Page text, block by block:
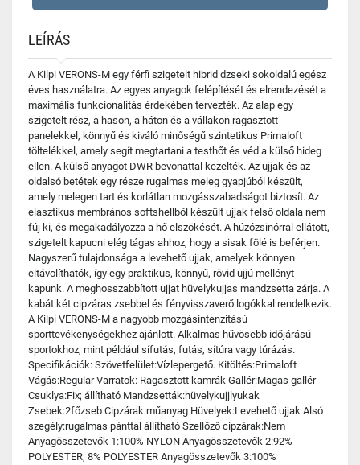
LEÍRÁS
A Kilpi VERONS-M egy férfi szigetelt hibrid dzseki sokoldalú egész
éves használatra. Az egyes anyagok felépítését és elrendezését a
maximális funkcionalitás érdekében tervezték. Az alap egy
szigetelt rész, a hason, a háton és a vállakon ragasztott
panelekkel, könnyű és kiváló minőségű szintetikus Primaloft
töltelékkel, amely segít megtartani a testhőt és véd a külső hideg
ellen. A külső anyagot DWR bevonattal kezelték. Az ujjak és az
oldalsó betétek egy része rugalmas meleg gyapjúból készült,
amely melegen tart és korlátlan mozgásszabadságot biztosít. Az
elasztikus membrános softshellből készült ujjak felső oldala nem
fúj ki, és megakadályozza a hő elszökését. A húzózsinórral ellátott,
szigetelt kapucni elég tágas ahhoz, hogy a sisak fölé is beférjen.
Nagyszerű tulajdonsága a levehető ujjak, amelyek könnyen
eltávolíthatók, így egy praktikus, könnyű, rövid ujjú mellényt
kapunk. A meghosszabbított ujjat hüvelykujjas mandzsetta zárja. A
kabát két cipzáras zsebbel és fényvisszaverő logókkal rendelkezik.
A Kilpi VERONS-M a nagyobb mozgásintenzitású
sporttevékenységekhez ajánlott. Alkalmas hűvösebb időjárású
sportokhoz, mint például sífutás, futás, sítúra vagy túrázás.
Specifikációk: Szövetfelület:Vízlepergető. Kitöltés:Primaloft
Vágás:Regular Varratok: Ragasztott kamrák Gallér:Magas gallér
Csuklya:Fix; állítható Mandzsetták:hüvelykujjlyukak
Zsebek:2főzseb Cipzárak:műanyag Hüvelyek:Levehető ujjak Alsó
szegély:rugalmas pánttal állítható Szellőző cipzárak:Nem
Anyagösszetevők 1:100% NYLON Anyagösszetevők 2:92%
POLYESTER; 8% POLYESTER Anyagösszetevők 3:100%